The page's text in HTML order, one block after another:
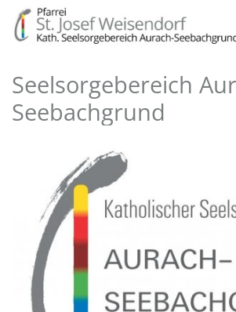
Zum Inhalt springen
Seelsorgebereich
Seebachgrund